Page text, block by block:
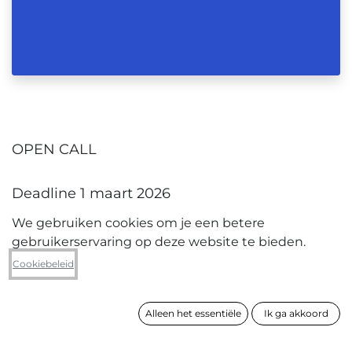
OPEN CALL
Deadline 1 maart 2026
Ben je eenstartende
kunstenaar
Neem dan nu deel aan onze
Samenwerken met Kunst In Huis bezorgt je
visibiliteit onder een breed publiek dat staat
We gebruiken cookies om je een betere
gebruikerservaring op deze website te bieden.
Cookiebeleid
Alleen het essentiële Ik ga akkoord